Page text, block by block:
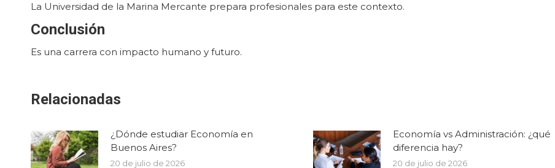
La Universidad de la Marina Mercante prepara profesionales para este contexto.
Conclusión
Es una carrera con impacto humano y futuro.
Relacionadas
¿Dónde estudiar Economía en
Buenos Aires?
20 de julio de 2026
Economía vs Administración: ¿qué
diferencia hay?
20 de julio de 2026